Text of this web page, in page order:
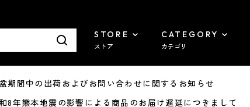
STORE
ストア
CATEGORY
カテゴリ
間中の出荷およびお問い合わせに関するお知らせ
熊本地震の影響による商品のお届け遅延につきまして